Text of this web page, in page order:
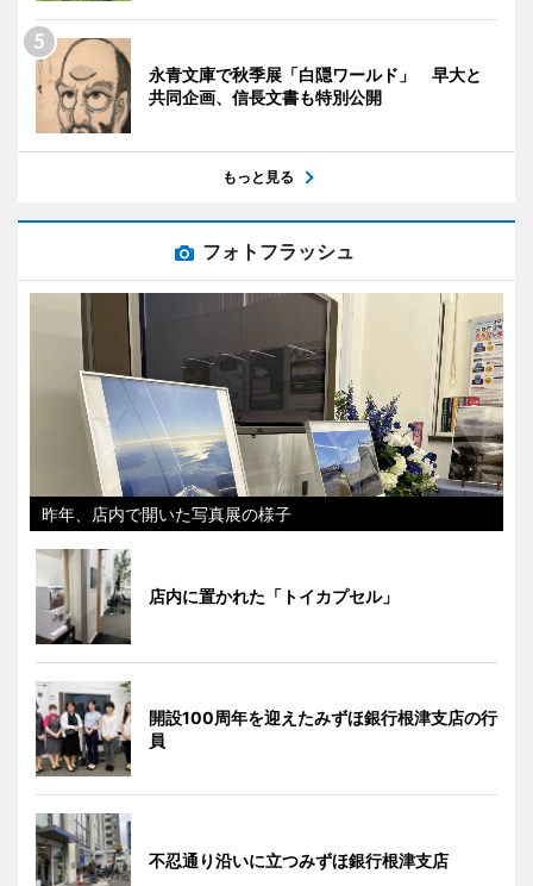
永青文庫で秋季展「白隠ワールド」 早大と
共同企画、信長文書も特別公開
もっと見る
フォトフラッシュ
昨年、店内で開いた写真展の様子
店内に置かれた「トイカプセル」
開設100周年を迎えたみずほ銀行根津支店の行
員
不忍通り沿いに立つみずほ銀行根津支店